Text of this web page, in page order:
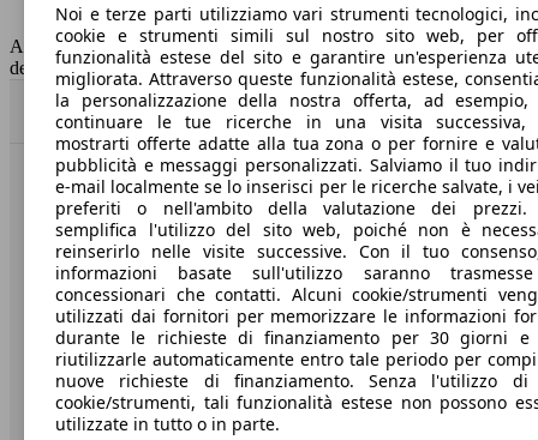
Capacità del serbatoio
52 l
AutoScout24 non si assume alcuna responsabilità per la correttezza
dei dati.
Torna su
Benvenuti su AutoScout24, il mercato auto europeo.
Società
A proposito di AutoScout24
Stampa
Media
Condizioni generali
Noi e terze parti utilizziamo vari strumenti tecnologici,
cookie e strumenti simili sul nostro sito web, per
funzionalità estese del sito e garantire un'esperienza
migliorata. Attraverso queste funzionalità estese,
la personalizzazione della nostra offerta, ad esempio,
continuare le tue ricerche in una visita successiva,
mostrarti offerte adatte alla tua zona o per fornire e
pubblicità e messaggi personalizzati. Salviamo il tuo
e-mail localmente se lo inserisci per le ricerche salvate, i
preferiti o nell'ambito della valutazione dei prezzi.
semplifica l'utilizzo del sito web, poiché non è
reinserirlo nelle visite successive. Con il tuo
informazioni basate sull'utilizzo saranno
concessionari che contatti. Alcuni cookie/strumenti
utilizzati dai fornitori per memorizzare le informazioni
durante le richieste di finanziamento per 30 giorni e
riutilizzarle automaticamente entro tale periodo per
nuove richieste di finanziamento. Senza l'utilizzo
cookie/strumenti, tali funzionalità estese non possono
utilizzate in tutto o in parte.